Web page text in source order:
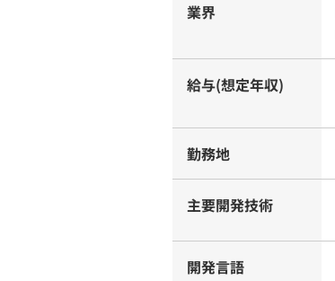
業界
給与(想定年収)
勤務地
主要開発技術
開発言語